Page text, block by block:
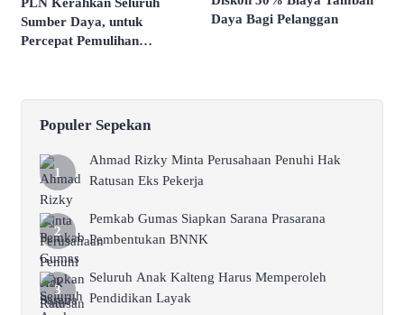
PLN Kerahkan Seluruh
Sumber Daya, untuk
Percepat Pemulihan
Daya Bagi Pelanggan
Populer Sepekan
Ahmad Rizky Minta Perusahaan Penuhi Hak
Ratusan Eks Pekerja
Pemkab Gumas Siapkan Sarana Prasarana
Pembentukan BNNK
Seluruh Anak Kalteng Harus Memperoleh
Pendidikan Layak